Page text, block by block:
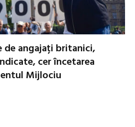
de angajați britanici,
cer încetarea
Mijlociu